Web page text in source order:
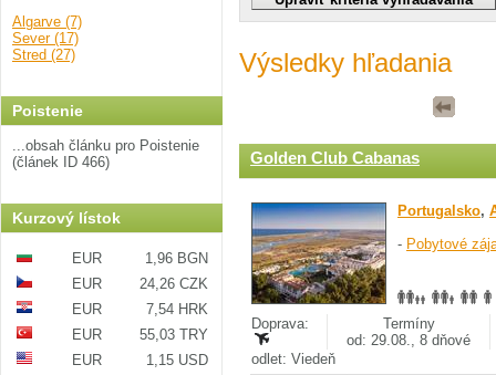
Algarve (7)
Sever (17)
Stred (27)
Poistenie
...obsah článku pro Poistenie
(článek ID 466)
Kurzový lístok
EUR
1,96 BGN
EUR
24,26 CZK
EUR
7,54 HRK
EUR
55,03 TRY
EUR
1,15 USD
Výsledky hľadania
Golden Club Cabanas
Portugalsko,
- Pobytové
Doprava:
Termíny
od: 29.08., 8 dňové
odlet: Viedeň